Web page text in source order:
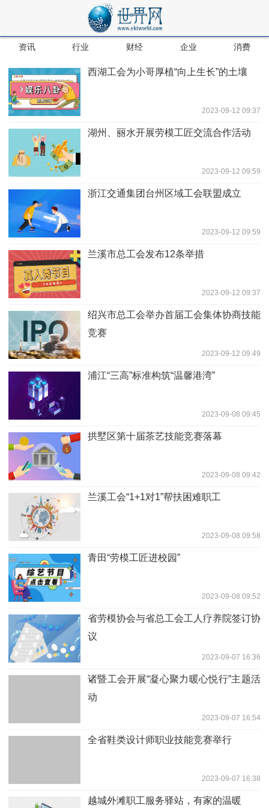
资讯 行业 财经 企业 消费
西湖工会为小哥厚植“向上生长”的土壤
2023-09-12 09:37
湖州、丽水开展劳模工匠交流合作活动
2023-09-12 09:59
浙江交通集团台州区域工会联盟成立
2023-09-12 09:59
兰溪市总工会发布12条举措
2023-09-12 09:37
绍兴市总工会举办首届工会集体协商技能
竞赛
2023-09-12 09:49
浦江“三高”标准构筑“温馨港湾”
2023-09-08 09:45
拱墅区第十届茶艺技能竞赛落幕
2023-09-08 09:42
兰溪工会“1+1对1”帮扶困难职工
2023-09-08 09:58
青田“劳模工匠进校园”
2023-09-08 09:52
省劳模协会与省总工会工人疗养院签订协
议
2023-09-07 16:36
诸暨工会开展“凝心聚力暖心悦行”主题活
动
2023-09-07 16:54
全省鞋类设计师职业技能竞赛举行
2023-09-07 16:38
越城外滩职工服务驿站，有家的温暖